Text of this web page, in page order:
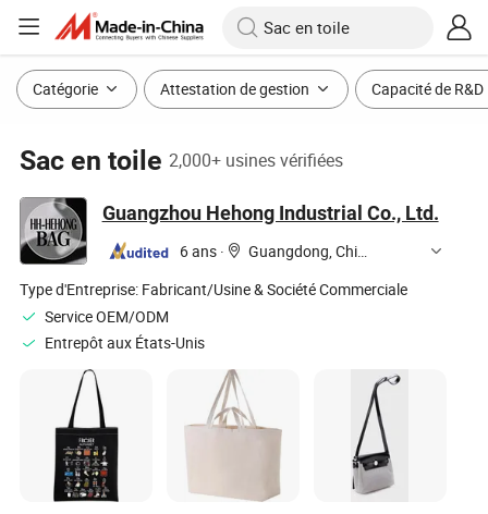
Catégorie Attestation de gestion Capacité de R&D
Sac en toile 2,000+ usines vérifiées
Guangzhou Hehong Industrial Co., Ltd.
6 ans ·
Guangdong, China
Type d'Entreprise: Fabricant/Usine & Société Commerciale
Service OEM/ODM
Entrepôt aux États-Unis